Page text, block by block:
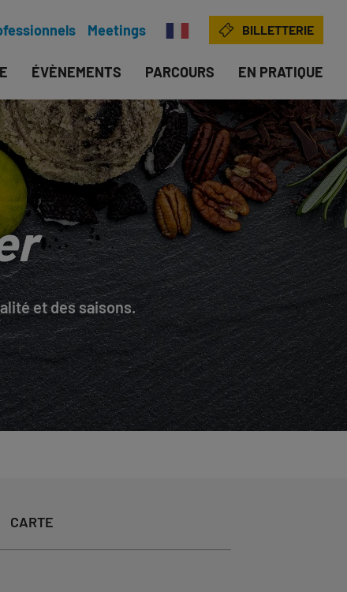
Meetings BILLETTERIE
ÉVÈNEMENTS PARCOURS EN PRATIQUE
et des saisons.
CARTE